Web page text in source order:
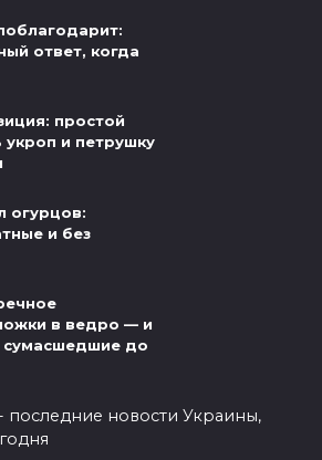
ответ, когда
простой
укроп и петрушку
огурцов:
и без
в ведро — и
сумасшедшие до
последние новости Украины,